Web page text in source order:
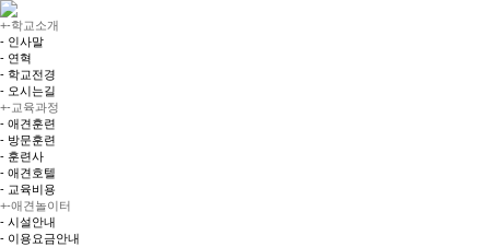
+-학교소개
- 인사말
- 연혁
- 학교전경
- 오시는길
+- 교육과정
- 애견훈련
- 방문훈련
- 훈련사
- 애견호텔
- 교육비용
+-애견놀이터
- 시설안내
- 이용요금안내